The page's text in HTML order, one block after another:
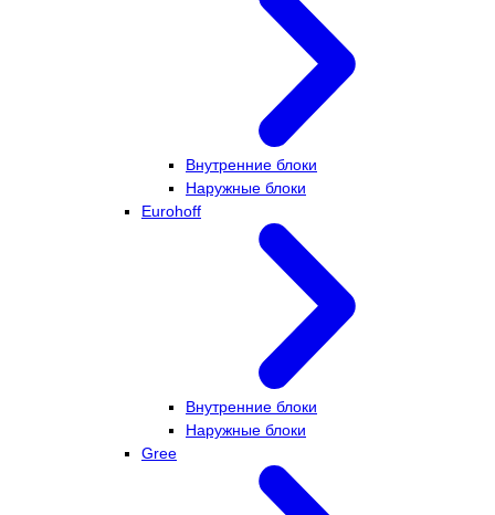
Внутренние блоки
Наружные блоки
Eurohoff
Внутренние блоки
Наружные блоки
Gree